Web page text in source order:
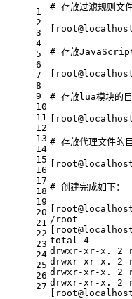
1
2
3
4
5
6
7
8
9
10
11
12
13
14
15
16
17
18
19
20
21
22
23
24
25
26
27
# 存放过滤规则文
root@
# 存放
root@
# 存放lua模块的
root@
# 存放代理文件的
root@
# 创建完成如下：
root@
/root
root@
total 4
drwxr-xr-x. 2
drwxr-xr-x. 2
drwxr-xr-x. 2
drwxr-xr-x. 2
root@